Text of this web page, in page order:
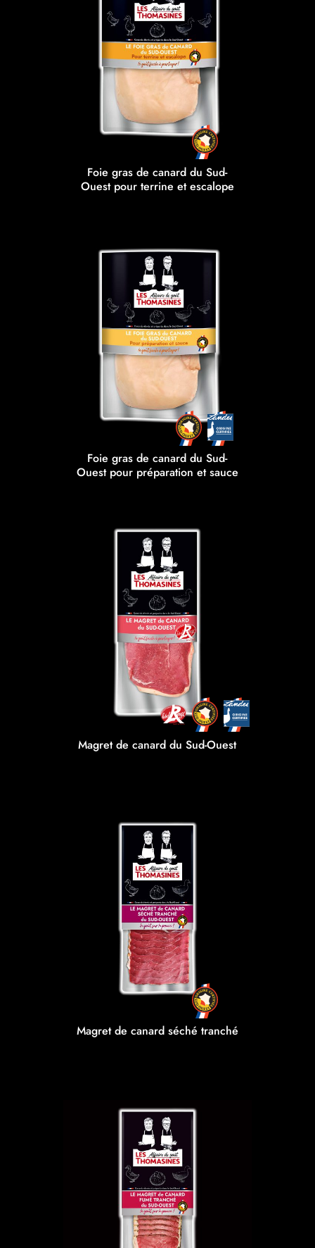
Foie gras de canard du Sud-
Ouest pour terrine et escalope
Foie gras de canard du Sud-
Ouest pour préparation et sauce
Magret de canard du Sud-Ouest
Magret de canard séché tranché